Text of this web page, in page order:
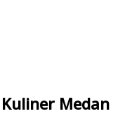
Medan